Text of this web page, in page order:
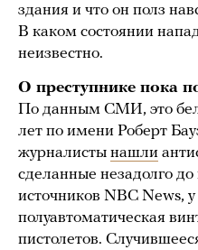
здания и что он полз
В каком состоянии
неизвестно.
О преступнике пока
По данным СМИ, это
лет по имени Роберт
журналисты нашли
сделанные незадолго
источников NBC News,
полуавтоматическая
пистолетов.